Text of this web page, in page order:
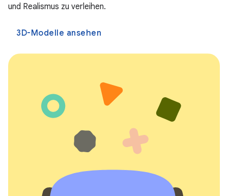
und Realismus zu verleihen.
3D-Modelle ansehen